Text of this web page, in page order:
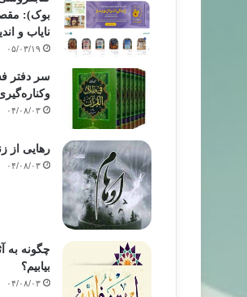
بوک):
نایاب و
۰۵/۰۳/۱۹
سر دفتر
۰۴/۰۸/۰۳
رهایی از
۰۴/۰۸/۰۳
چگونه به
بیابیم؟
۰۴/۰۸/۰۳